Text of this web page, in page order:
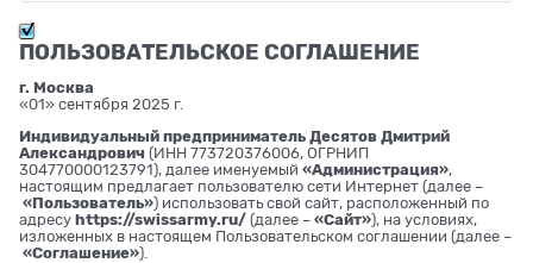
ПОЛЬЗОВАТЕЛЬСКОЕ СОГЛАШЕНИЕ
г. Москва
«01» сентября 2025 г.
Индивидуальный предприниматель Десятов Дмитрий
Александрович (ИНН 773720376006, ОГРНИП
304770000123791), далее именуемый «Администрация»,
настоящим предлагает пользователю сети Интернет (далее –
«Пользователь») использовать свой сайт, расположенный по
адресу https://swissarmy.ru/ (далее – «Сайт»), на условиях,
изложенных в настоящем Пользовательском соглашении (далее –
«Соглашение»).